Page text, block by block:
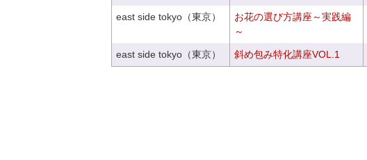
east side tokyo（東京）
お花の選び方講座～実践編
～
east side tokyo（東京） 斜め包み特化講座VOL.1